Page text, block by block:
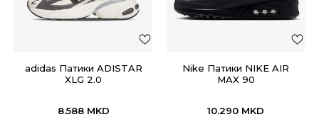
adidas Патики ADISTAR
XLG 2.0
8.588 MKD
Nike Патики NIKE AIR
MAX 90
10.290 MKD